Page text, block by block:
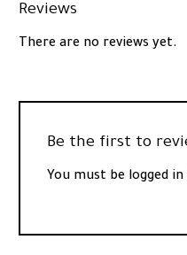
Reviews
There are no reviews yet.
You must be logged in